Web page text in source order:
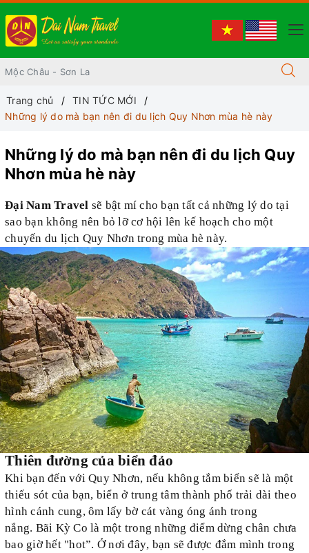
Trang chủ
TIN TỨC MỚI
Những lý do mà bạn nên đi du lịch Quy Nhơn mùa hè này
Những lý do mà bạn nên đi du lịch Quy
Nhơn mùa hè này
Đại Nam Travel sẽ bật mí cho bạn tất cả những lý do tại
sao bạn không nên bỏ lỡ cơ hội lên kế hoạch cho một
chuyến du lịch Quy Nhơn trong mùa hè này.
Thiên đường của biển đảo
Khi bạn đến với Quy Nhơn, nếu không tắm biển sẽ là một
thiếu sót của bạn, biển ở trung tâm thành phố trải dài theo
hình cánh cung, ôm lấy bờ cát vàng óng ánh trong
nắng. Bãi Kỳ Co là một trong những điểm dừng chân chưa
bao giờhết"hot”. Ở nơi đây, bạn sẽ được đắm mình trong